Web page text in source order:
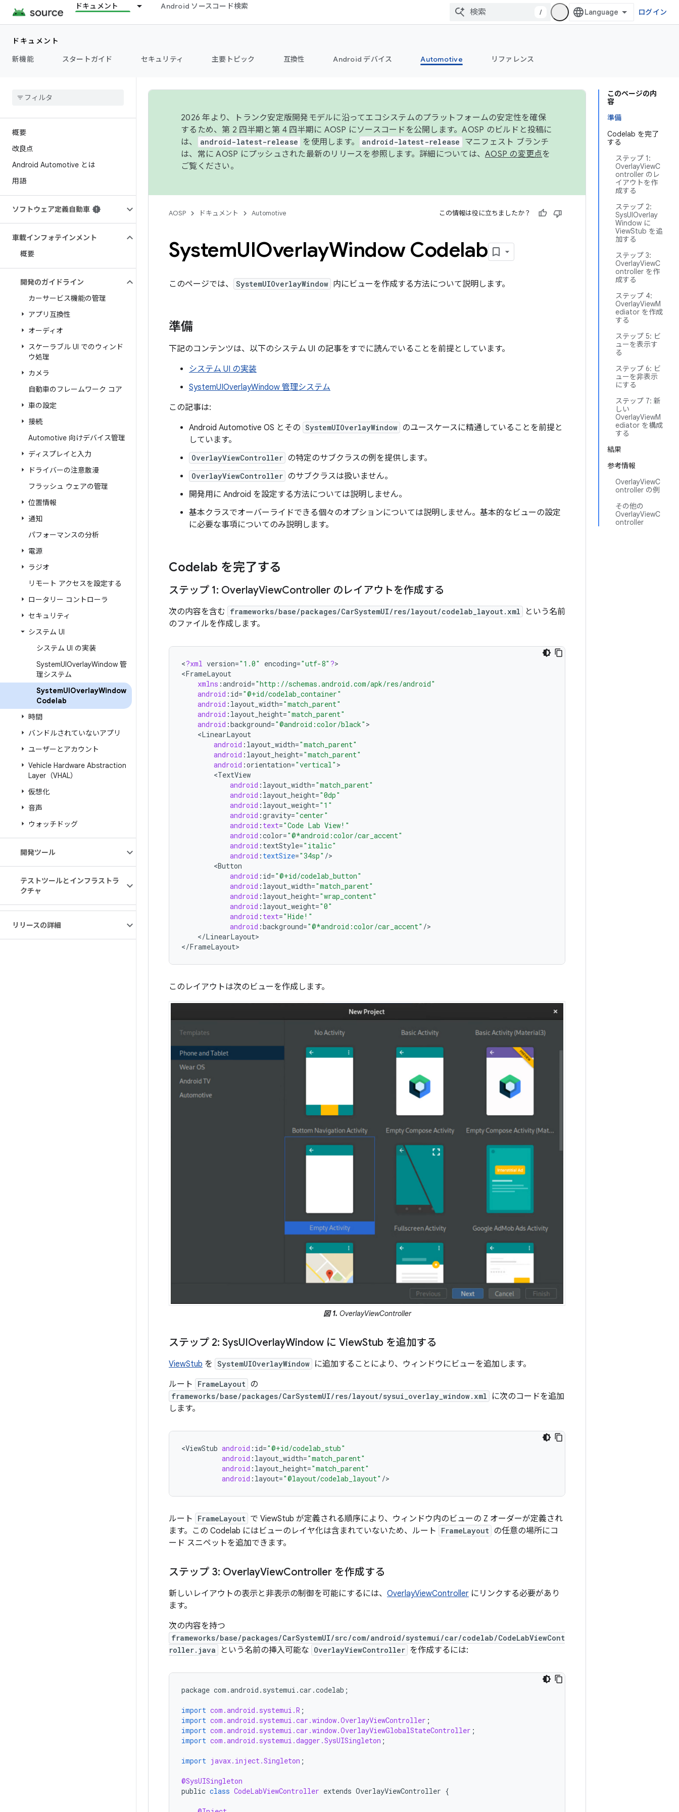
ドキュメント Android ソースコード検索
/ ログイン
ドキュメント
新機能
スタートガイド セキュリティ 主要トピック 互換性 Android デバイス Automotive リファレンス
概要
改良点
Android Automotive とは
用語
ソフトウェア定義自動車
車載インフォテインメント
概要
開発のガイドライン
カーサービス機能の管理
アプリ互換性
オーディオ
スケーラブル UI でのウィンド
ウ処理
カメラ
自動車のフレームワーク コア
車の設定
接続
Automotive 向けデバイス管理
ディスプレイと入力
ドライバーの注意散漫
フラッシュ ウェアの管理
位置情報
通知
パフォーマンスの分析
電源
ラジオ
リモート アクセスを設定する
ロータリー コントローラ
セキュリティ
システム UI
システム UI の実装
SystemUIOverlayWindow 管
理システム
SystemUIOverlayWindow
Codelab
時間
バンドルされていないアプリ
ユーザーとアカウント
Vehicle Hardware Abstraction
Layer（VHAL）
仮想化
音声
ウォッチドッグ
開発ツール
テストツールとインフラストラ
クチャ
リリースの詳細
このページの内
容
準備
Codelab を完了
する
ステップ 1:
OverlayViewC
ontroller のレ
イアウトを作
成する
ステップ 2:
SysUIOverlay
Window に
ViewStub を追
加する
ステップ 3:
OverlayViewC
ontroller を作
成する
ステップ 4:
OverlayViewM
ediator を作成
する
ステップ 5: ビ
ューを表示す
る
ステップ 6: ビ
ューを非表示
にする
ステップ 7: 新
しい
OverlayViewM
ediator を構成
する
結果
参考情報
OverlayViewC
ontroller の例
その他の
OverlayViewC
ontroller
2026 年より、トランク安定版開発モデルに沿ってエコシステムのプラットフォームの安定性を確保
するため、第 2 四半期と第 4 四半期に AOSP にソースコードを公開します。AOSP のビルドと投稿に
は、
android-latest-release を使用します。 android-latest-release
マニフェスト ブランチ
は、常に AOSP にプッシュされた最新のリリースを参照します。詳細については、 AOSP の変更点を
ご覧ください。
AOSP ドキュメント Automotive この情報は役に立ちましたか？
SystemUIOverlayWindow Codelab
このページでは、 SystemUIOverlayWindow 内にビューを作成する方法について説明します。
準備
下記のコンテンツは、以下のシステム UI の記事をすでに読んでいることを前提としています。
システム UI の実装
SystemUIOverlayWindow 管理システム
この記事は:
Android Automotive OS とその SystemUIOverlayWindow のユースケースに精通していることを前提と
しています。
OverlayViewController の特定のサブクラスの例を提供します。
OverlayViewController のサブクラスは扱いません。
開発用に Android を設定する方法については説明しません。
基本クラスでオーバーライドできる個々のオプションについては説明しません。基本的なビューの設定
に必要な事項についてのみ説明します。
Codelab を完了する
ステップ 1: OverlayViewController のレイアウトを作成する
次の内容を含む frameworks/base/packages/CarSystemUI/res/layout/codelab_layout.xml
という名前
のファイルを作成します。
<?xml version="1.0" encoding="utf-8" ?>
<FrameLayout
xmlns :android="http://schemas.android.com/apk/res/android"
android : id="@+id/codelab_container"
android : layout_width="match_parent"
android : layout_height="match_parent"
android :background="@android:color/black"
<LinearLayout
android : layout_width="match_parent"
android : layout_height="match_parent"
android :orientation="vertical"
<TextView
android : layout_width="match_parent"
android : layout_height="0dp"
android : layout_weight="1"
android :gravity="center"
android : text="Code Lab View!"
android :color="@*android:color/car_accent"
android : textStyle="italic"
android : textSize="34sp" /
<Button
android : id="@+id/codelab_button"
android : layout_width="match_parent"
android : layout_height="wrap_content"
android : layout_weight="0"
android : text="Hide!"
android :background="@*android:color/car_accent" /
</LinearLayout>
</FrameLayout>
このレイアウトは次のビューを作成します。
図 1. OverlayViewController
ステップ 2: SysUIOverlayWindow に ViewStub を追加する
ViewStub を SystemUIOverlayWindow に追加することにより、ウィンドウにビューを追加します。
ルート
FrameLayout の
frameworks/base/packages/CarSystemUI/res/layout/sysui_overlay_window.xml
に次のコードを追加
します。
<ViewStub android : id="@+id/codelab_stub"
android : layout_width="match_parent"
android : layout_height="match_parent"
android : layout="@layout/codelab_layout" />
ルート FrameLayout で ViewStub が定義される順序により、ウィンドウ内のビューの Z オーダーが定義され
ます。この Codelab にはビューのレイヤ化は含まれていないため、ルート
FrameLayout の任意の場所にコ
ード スニペットを追加できます。
ステップ 3: OverlayViewController を作成する
新しいレイアウトの表示と非表示の制御を可能にするには、 OverlayViewController にリンクする必要があり
ます。
次の内容を持つ
frameworks/base/packages/CarSystemUI/src/com/android/systemui/car/codelab/CodeLabViewCont
roller.java
という名前の挿入可能な OverlayViewController を作成するには:
package com .android . systemui .car .codelab ;
import com.android.systemui.R ;
import com.android.systemui.car.window.OverlayViewController ;
import com.android.systemui.car.window.OverlayViewGlobalStateController ;
import com.android.systemui.dagger.SysUISingleton ;
import javax.inject.Singleton ;
@SysUISingleton
public class CodeLabViewController extends OverlayViewController {